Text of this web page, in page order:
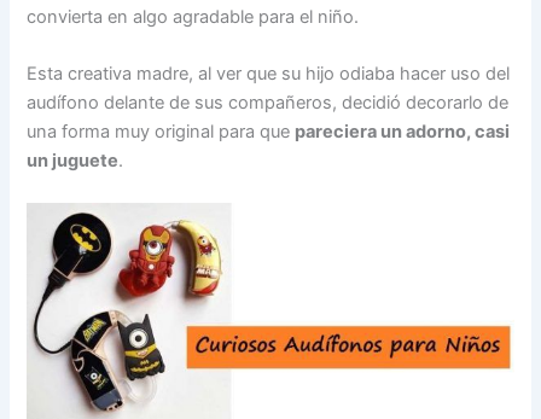
convierta en algo agradable para el niño.
Esta creativa madre, al ver que su hijo odiaba hacer uso del
audífono delante de sus compañeros, decidió decorarlo de
una forma muy original para que pareciera un adorno, casi
un juguete.